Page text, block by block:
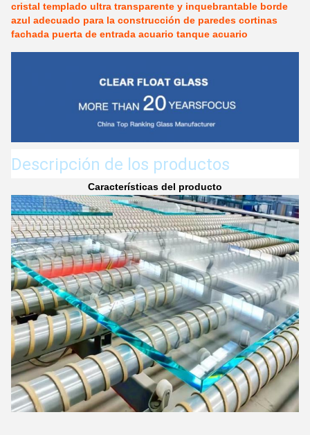
cristal templado ultra transparente y inquebrantable borde
azul adecuado para la construcción de paredes cortinas
fachada puerta de entrada acuario tanque acuario
Descripción de los productos
Características del producto